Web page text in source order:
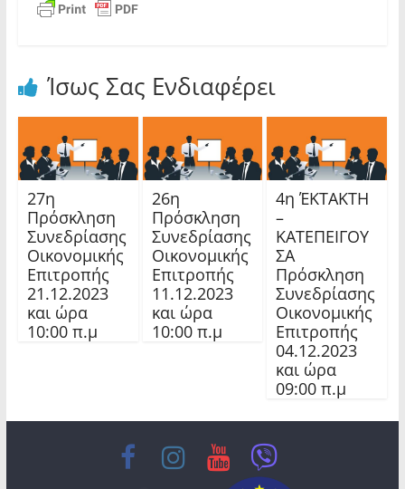
Ίσως Σας Ενδιαφέρει
27η
Πρόσκληση
Συνεδρίασης
Οικονομικής
Επιτροπής
21.12.2023
και ώρα
10:00 π.μ
26η
Πρόσκληση
Συνεδρίασης
Οικονομικής
Επιτροπής
11.12.2023
και ώρα
10:00 π.μ
4η ΈΚΤΑΚΤΗ
–
ΚΑΤΕΠΕΙΓΟΥ
ΣΑ
Πρόσκληση
Συνεδρίασης
Οικονομικής
Επιτροπής
04.12.2023
και ώρα
09:00 π.μ